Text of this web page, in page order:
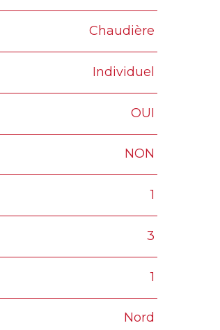
Chaudière
Individuel
OUI
NON
1
3
1
Nord